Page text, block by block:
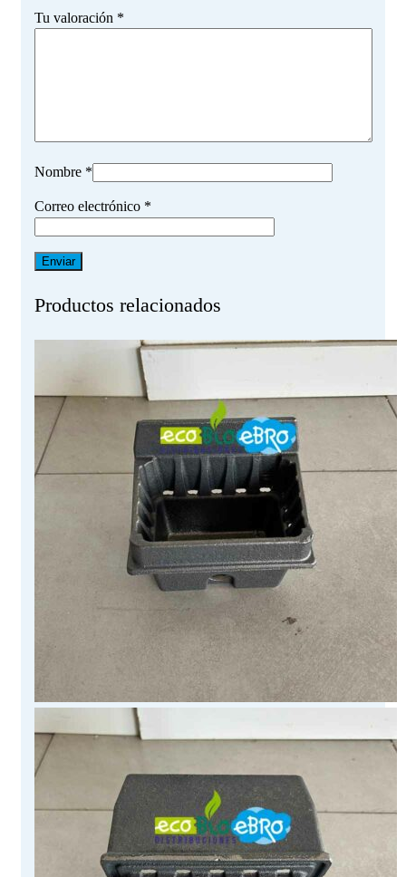
Tu valoración *
Nombre *
Correo electrónico *
Productos relacionados